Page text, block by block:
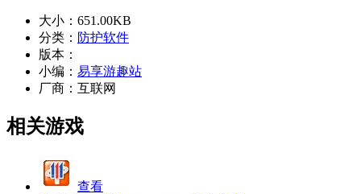
大小： 651.00KB
分类： 防护软件
版本：
小编： 易享游趣站
厂商： 互联网
相关游戏
查看